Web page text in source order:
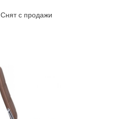
Снят с продажи